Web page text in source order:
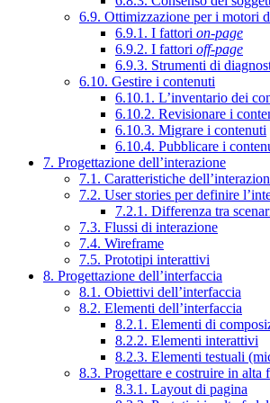
6.9. Ottimizzazione per i motori
6.9.1. I fattori on-page
6.9.2. I fattori off-page
6.9.3. Strumenti di
6.10. Gestire i contenuti
6.10.1. L’inventario dei
6.10.2. Revisionare i
6.10.3. Migrare i contenuti
6.10.4. Pubblicare i
7. Progettazione dell’interazione
7.1. Caratteristiche
7.2. User stories per definire
7.2.1. Differenza tra
7.3. Flussi di interazione
7.4. Wireframe
7.5. Prototipi interattivi
8. Progettazione dell’interfaccia
8.1. Obiettivi dell’interfaccia
8.2. Elementi dell’interfaccia
8.2.1. Elementi di
8.2.2. Elementi interattivi
8.2.3. Elementi testuali
8.3. Progettare e costruire in alta
8.3.1. Layout di pagina